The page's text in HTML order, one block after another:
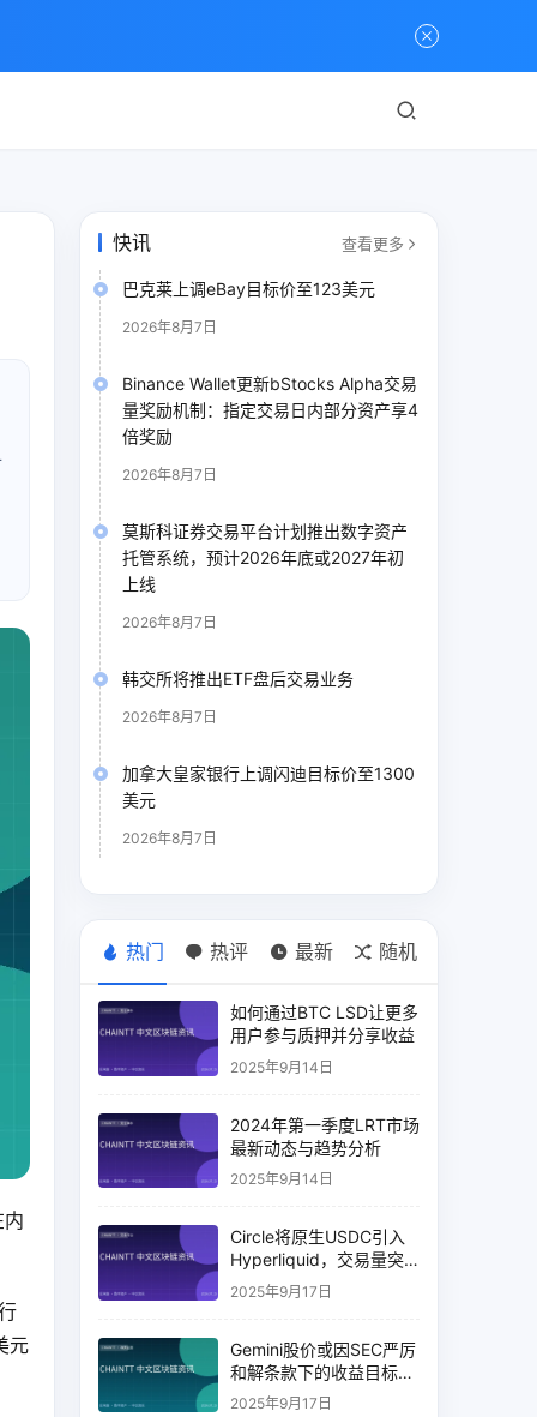
元
快讯 查看更多
巴克莱上调eBay目标价至123美元
2026年8月7日
Binance Wallet更新bStocks Alpha交易
量奖励机制：指定交易日内部分资产享4
倍奖励
2026年8月7日
莫斯科证券交易平台计划推出数字资产
托管系统，预计2026年底或2027年初
上线
2026年8月7日
韩交所将推出ETF盘后交易业务
2026年8月7日
加拿大皇家银行上调闪迪目标价至1300
美元
2026年8月7日
热门 热评 最新 随机
如何通过BTC LSD让更多
用户参与质押并分享收益
2025年9月14日
2024年第一季度LRT市场
最新动态与趋势分析
2025年9月14日
Circle将原生USDC引入
Hyperliquid，交易量突
破币安14%
2025年9月17日
Gemini股价或因SEC严厉
和解条款下的收益目标破
灭而下跌
2025年9月17日